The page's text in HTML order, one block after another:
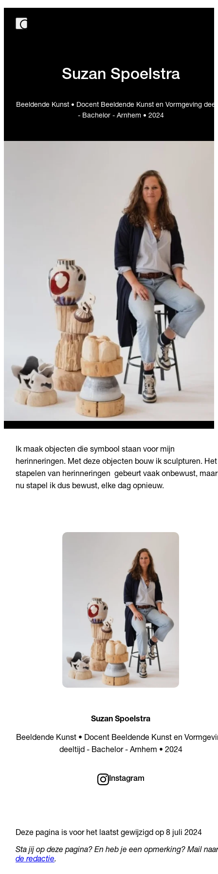
Suzan Spoelstra
Beeldende Kunst • Docent Beeldende Kunst en Vormgeving
- Bachelor - Arnhem • 2024
Ik maak objecten die symbool staan voor mijn
herinneringen. Met deze objecten bouw ik sculpturen. Het
stapelen van herinneringen gebeurt vaak onbewust, maar
nu stapel ik dus bewust, elke dag opnieuw.
Suzan Spoelstra
Beeldende Kunst • Docent Beeldende Kunst en
deeltijd - Bachelor - Arnhem • 2024
Instagram
Deze pagina is voor het laatst gewijzigd op 8 juli 2024
Sta jij op deze pagina? En heb je een opmerking? Mail naar
de redactie.